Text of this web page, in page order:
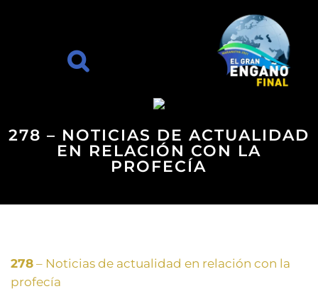
278 – NOTICIAS DE ACTUALIDAD
EN RELACIÓN CON LA
PROFECÍA
278 – Noticias de actualidad en relación con la
profecía